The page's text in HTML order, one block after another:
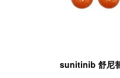
sunitinib 舒尼